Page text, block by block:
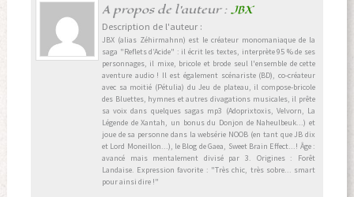
A propos de l'auteur :JBX
Description de l'auteur :
JBX (alias Zéhirmahnn) est le créateur monomaniaque de la
saga "Reflets d’Acide" : il écrit les textes, interprète 95 % de ses
personnages, il mixe, bricole et brode seul l'ensemble de cette
aventure audio ! Il est également scénariste (BD), co-créateur
avec sa moitié (Pétulia) du Jeu de plateau, il compose-bricole
des Bluettes, hymnes et autres divagations musicales, il prête
sa voix dans quelques sagas mp3 (Adoprixtoxis, Velvorn, La
Légende de Xantah, un bonus du Donjon de Naheulbeuk...) et
joue de sa personne dans la websérie NOOB (en tant que JB dix
et Lord Moneillon...), le Blog de Gaea, Sweet Brain Effect...! Âge :
avancé mais mentalement divisé par 3. Origines : Forêt
Landaise. Expression favorite : "Très chic, très sobre... smart
pour ainsi dire !"